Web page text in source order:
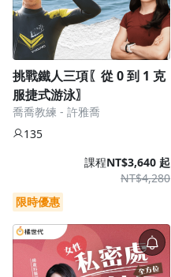
挑戰鐵人三項〖從 0 到 1 克
服捷式游泳〗
喬喬教練 - 許雅喬
135
課程
NT$4,280
NT$3,640 起
限時優惠